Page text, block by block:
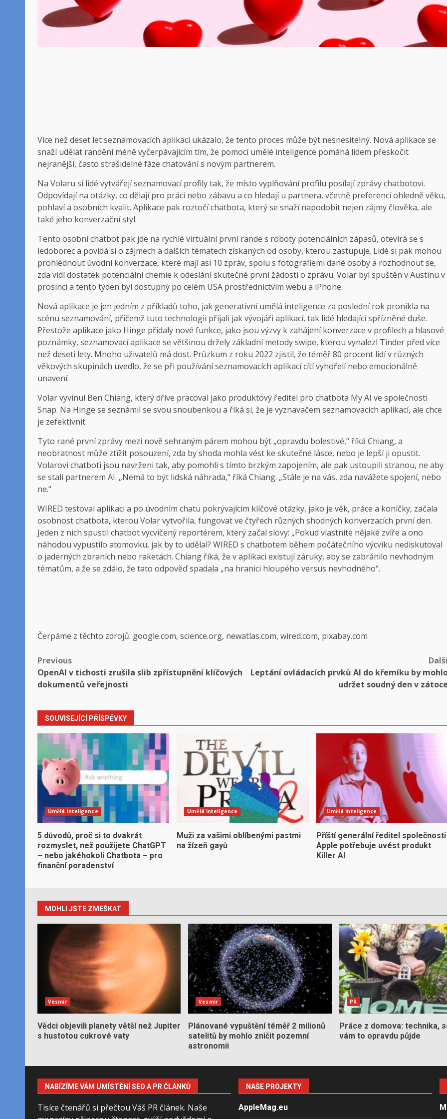
Více než deset let seznamovacích aplikací ukázalo, že tento proces může být nesnesitelný. Nová aplikace se
snaží udělat randění méně vyčerpávajícím tím, že pomocí umělé inteligence pomáhá lidem přeskočit
nejranější, často strašidelné fáze chatování s novým partnerem.
Na Volaru si lidé vytvářejí seznamovací profily tak, že místo vyplňování profilu posílají zprávy chatbotovi.
Odpovídají na otázky, co dělají pro práci nebo zábavu a co hledají u partnera, včetně preferencí ohledně věku,
pohlaví a osobních kvalit. Aplikace pak roztočí chatbota, který se snaží napodobit nejen zájmy člověka, ale
také jeho konverzační styl.
Tento osobní chatbot pak jde na rychlé virtuální první rande s roboty potenciálních zápasů, otevírá se s
ledoborec a povídá si o zájmech a dalších tématech získaných od osoby, kterou zastupuje. Lidé si pak mohou
prohlédnout úvodní konverzace, které mají asi 10 zpráv, spolu s fotografiemi dané osoby a rozhodnout se,
zda vidí dostatek potenciální chemie k odeslání skutečné první žádosti o zprávu. Volar byl spuštěn v Austinu v
prosinci a tento týden byl dostupný po celém USA prostřednictvím webu a iPhone.
Nová aplikace je jen jedním z příkladů toho, jak generativní umělá inteligence za poslední rok pronikla na
scénu seznamování, přičemž tuto technologii přijali jak vývojáři aplikací, tak lidé hledající spřízněné duše.
Přestože aplikace jako Hinge přidaly nové funkce, jako jsou výzvy k zahájení konverzace v profilech a hlasové
poznámky, seznamovací aplikace se většinou držely základní metody swipe, kterou vynalezl Tinder před více
než deseti lety. Mnoho uživatelů má dost. Průzkum z roku 2022 zjistil, že téměř 80 procent lidí v různých
věkových skupinách uvedlo, že se při používání seznamovacích aplikací cítí vyhořelí nebo emocionálně
unavení.
Volar vyvinul Ben Chiang, který dříve pracoval jako produktový ředitel pro chatbota My AI ve společnosti
Snap. Na Hinge se seznámil se svou snoubenkou a říká si, že je vyznavačem seznamovacích aplikací, ale chce
je zefektivnit.
Tyto rané první zprávy mezi nově sehraným párem mohou být „opravdu bolestivé,“ říká Chiang, a
neobratnost může ztížit posouzení, zda by shoda mohla vést ke skutečné lásce, nebo je lepší ji opustit.
Volarovi chatboti jsou navrženi tak, aby pomohli s tímto brzkým zapojením, ale pak ustoupili stranou, ne aby
se stali partnerem AI. „Nemá to být lidská náhrada,“ říká Chiang. „Stále je na vás, zda navážete spojení, nebo
ne.“
WIRED testoval aplikaci a po úvodním chatu pokrývajícím klíčové otázky, jako je věk, práce a koníčky, začala
osobnost chatbota, kterou Volar vytvořila, fungovat ve čtyřech různých shodných konverzacích první den.
Jeden z nich spustil chatbot vycvičený reportérem, který začal slovy: „Pokud vlastníte nějaké zvíře a ono
náhodou vypustilo atomovku, jak by to udělal? WIRED s chatbotem během počátečního výcviku nediskutoval
o jaderných zbraních nebo raketách. Chiang říká, že v aplikaci existují záruky, aby se zabránilo nevhodným
tématům, a že se zdálo, že tato odpověď spadala „na hranici hloupého versus nevhodného“.
Čerpáme z těchto zdrojů: google.com, science.org, newatlas.com, wired.com, pixabay.com
Post
navigation
Previous
OpenAI v tichosti zrušila slib zpřístupnění klíčových
dokumentů veřejnosti
Leptání ovládacích prvků AI do křemíku by
udržet soudný den v
SOUVISEJÍCÍ PŘÍSPĚVKY
Umělá inteligence
5 důvodů, proč si to dvakrát
rozmyslet, než použijete ChatGPT
– nebo jakéhokoli Chatbota – pro
finanční poradenství
Umělá inteligence
Muži za vašimi oblíbenými pastmi
na žízeň gayů
Umělá inteligence
Příští generální ředitel společnosti
Apple potřebuje uvést produkt
Killer AI
MOHLI JSTE ZMEŠKAT
Vesmír
Vědci objevili planety větší než Jupiter
s hustotou cukrové vaty
Vesmír
Plánované vypuštění téměř 2 milionů
satelitů by mohlo zničit pozemní
astronomii
PR
Práce z domova: technika,
vám to opravdu půjde
NABÍZÍME VÁM UMÍSTĚNÍ SEO A PR ČLÁNKŮ
Tisíce čtenářů si přečtou Váš PR článek. Naše
NAŠE PROJEKTY
AppleMag.eu